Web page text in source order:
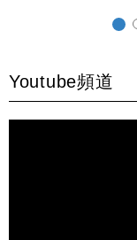
Youtube頻道